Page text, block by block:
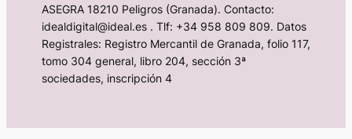
ASEGRA 18210 Peligros (Granada). Contacto:
idealdigital@ideal.es . Tlf: +34 958 809 809. Datos
Registrales: Registro Mercantil de Granada, folio 117,
tomo 304 general, libro 204, sección 3ª
sociedades, inscripción 4